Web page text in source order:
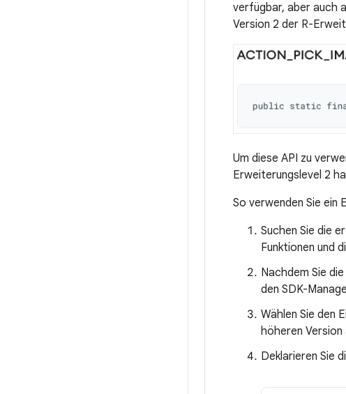
verfügbar, aber auch
Version 2 der R-
Um diese API zu
Erweiterungslevel 2
So verwenden Sie ein
Suchen Sie die
Funktionen und
Nachdem Sie
den SDK-
Wählen Sie den
höheren Version
Deklarieren Sie